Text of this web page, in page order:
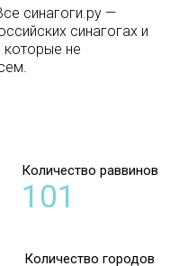
синагоги.ру —
синагогах и
не
Количество раввинов
101
Количество городов